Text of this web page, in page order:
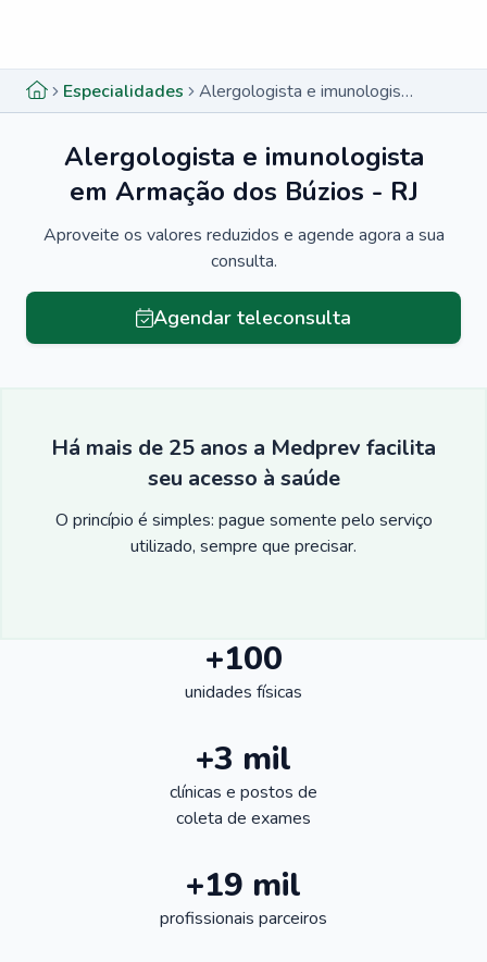
Especialidades Alergologista e imunologista em Armação dos Búzios - RJ
Alergologista e imunologista
em Armação dos Búzios - RJ
Aproveite os valores reduzidos e agende agora a sua
consulta.
Agendar teleconsulta
Há mais de 25 anos a Medprev facilita
seu acesso à saúde
O princípio é simples: pague somente pelo serviço
utilizado, sempre que precisar.
+100
unidades físicas
+3 mil
clínicas e postos de
coleta de exames
+19 mil
profissionais parceiros